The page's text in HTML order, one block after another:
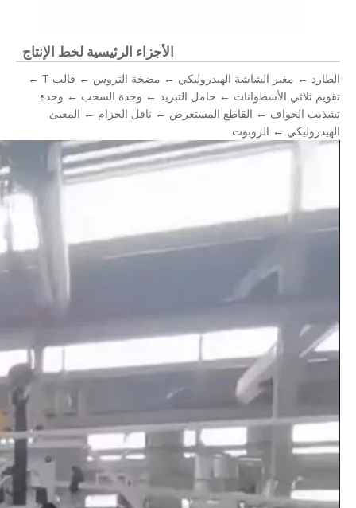
الأجزاء الرئيسية لخط الإنتاج
الطارد ← مغير الشاشة الهيدروليكي ← مضخة التروس ← قالب T ←
تقويم ثلاثي الأسطوانات ← حامل التبريد ← وحدة السحب ← وحدة
تشذيب الحواف ← القاطع المستعرض ← ناقل الحزام ← المعبئ
الهيدروليكي ← الروبوت